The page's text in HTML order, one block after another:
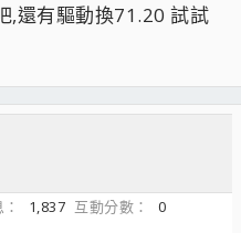
,還有驅動換71.20 試試
1,837 互動分數
0